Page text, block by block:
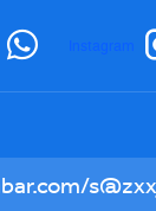
YouTube
TikTok
Instagram